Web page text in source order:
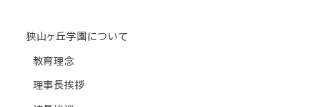
狭山ヶ丘学園について
教育理念
理事長挨拶